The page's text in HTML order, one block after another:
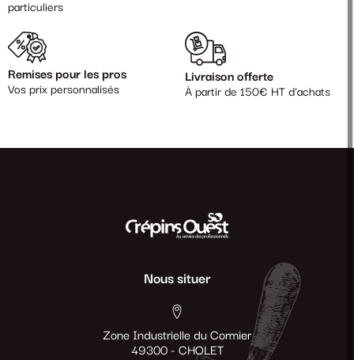
particuliers
Remises pour les pros
Vos prix personnalisés
Livraison offerte
À partir de 150€ HT d'achats
Nous situer
Zone Industrielle du Cormier
49300 - CHOLET